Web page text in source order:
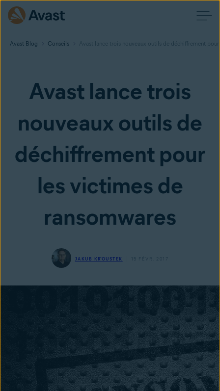
Avast Blog Conseils Avast lance trois nouveaux outils de déchiffrement
Avast lance trois
nouveaux outils de
déchiffrement pour
les victimes de
ransomwares
JAKUB KŘOUSTEK 15 FÉVR. 2017